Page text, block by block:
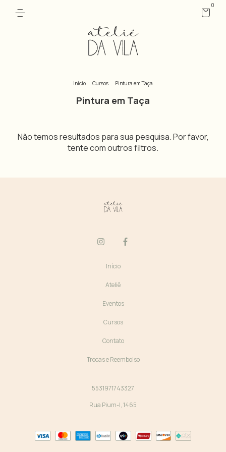
0
Início . Cursos . Pintura em Taça
Pintura em Taça
Não temos resultados para sua pesquisa. Por favor,
tente com outros filtros.
Início
Ateliê
Eventos
Cursos
Contato
Trocas e Reembolso
5531971743327
Rua Pium-I, 1465